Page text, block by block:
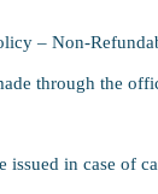
– Non-
through the
issued in case of